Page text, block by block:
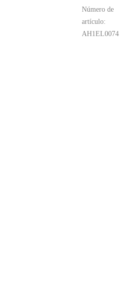
Número de
artículo:
AH1EL0074